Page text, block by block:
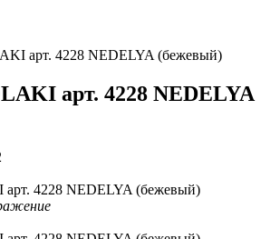
арт. 4228 NEDELYA (бежевый)
арт. 4228 NEDELYA